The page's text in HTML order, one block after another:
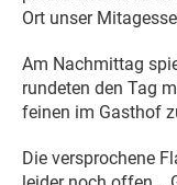
Ort unser
Am Nachmittag
rundeten den Tag
feinen im Gasthof
Die versprochene